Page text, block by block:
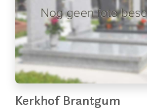
Kerkhof Brantgum